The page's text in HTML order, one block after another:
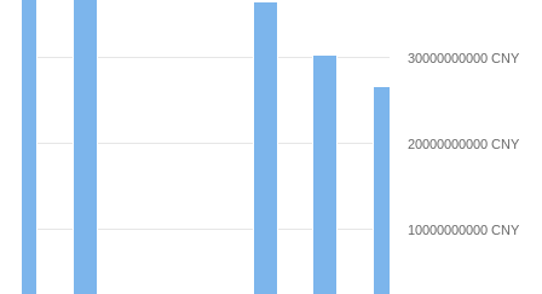
10000000000 CNY
20000000000 CNY
30000000000 CNY